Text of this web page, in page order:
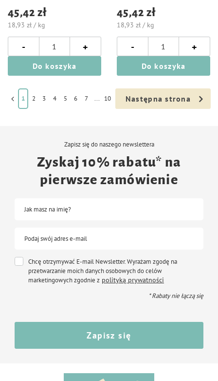
45,42 zł
18,93 zł / kg
- +
Do koszyka
45,42 zł
18,93 zł / kg
- +
Do koszyka
1 2 3 4 5 6 7 ... 10 Następna strona
Zapisz się do naszego newslettera
Zyskaj 10% rabatu* na
pierwsze zamówienie
Jak masz na imię?
Podaj swój adres e-mail
Chcę otrzymywać E-mail Newsletter. Wyrażam zgodę na
przetwarzanie moich danych osobowych do celów
marketingowych zgodnie z polityką prywatności
* Rabaty nie łączą się
Zapisz się